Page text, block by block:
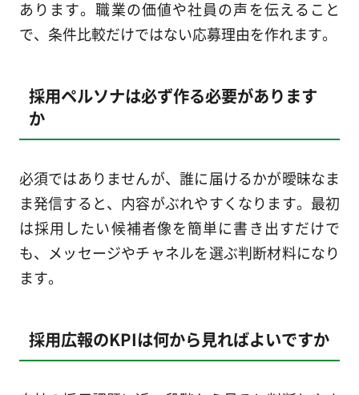
あります。職業の価値や社員の声を伝えること
で、条件比較だけではない応募理由を作れます。
採用ペルソナは必ず作る必要があります
か
必須ではありませんが、誰に届けるかが曖昧なま
ま発信すると、内容がぶれやすくなります。最初
は採用したい候補者像を簡単に書き出すだけで
も、メッセージやチャネルを選ぶ判断材料になり
ます。
採用広報のKPIは何から見ればよいですか